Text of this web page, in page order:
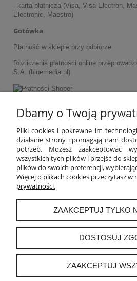
- karta płatnicza (Visa, Visa Electron,
Electronic, Maestro)
Gotówka
Płatność w sklepie przy odbiorze
Rozliczenia płatności online
S.A. (bluemedia.pl)
POMOC
MOJE
PŁATNOŚCI I
Dbamy o Twoją
Pliki cookies i pokrewne im
działanie strony i pomagają nam
potrzeb. Możesz zaakceptować
wszystkich tych plików i przejść do
plików do swoich preferencji,
Więcej o plikach cookies przeczytasz w
prywatności.
ZAAKCEPTUJ TYLKO
DOSTOSUJ
ZAAKCEPTUJ